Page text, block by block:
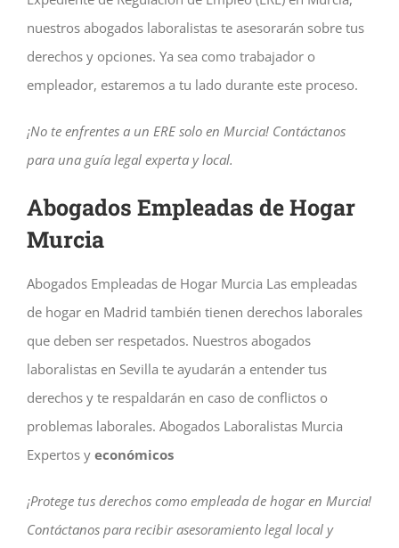
nuestros abogados laboralistas te asesorarán sobre tus
derechos y opciones. Ya sea como trabajador o
empleador, estaremos a tu lado durante este proceso.
¡No te enfrentes a un ERE solo en Murcia! Contáctanos
para una guía legal experta y local.
Abogados Empleadas de Hogar
Murcia
Abogados Empleadas de Hogar Murcia Las empleadas
de hogar en Madrid también tienen derechos laborales
que deben ser respetados. Nuestros abogados
laboralistas en Sevilla te ayudarán a entender tus
derechos y te respaldarán en caso de conflictos o
problemas laborales. Abogados Laboralistas Murcia
Expertos y económicos
¡Protege tus derechos como empleada de hogar en Murcia!
Contáctanos para recibir asesoramiento legal local y